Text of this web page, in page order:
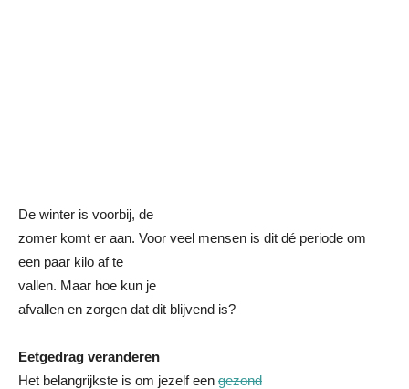
De winter is voorbij, de
zomer komt er aan. Voor veel mensen is dit dé periode om
een paar kilo af te
vallen. Maar hoe kun je
afvallen en zorgen dat dit blijvend is?
Eetgedrag veranderen
Het belangrijkste is om jezelf een gezond